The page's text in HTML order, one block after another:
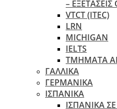
– ΕΞΕΤΆΣΕΙΣ
VTCT (ITEC)
LRN
MICHIGAN
IELTS
ΤΜΗΜΑΤΑ
ΓΑΛΛΙΚΑ
ΓΕΡΜΑΝΙΚΑ
ΙΣΠΑΝΙΚΑ
ΙΣΠΑΝΙΚΑ